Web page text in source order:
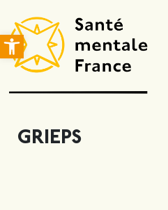
Ouvrir la barre d’outils
GRIEPS